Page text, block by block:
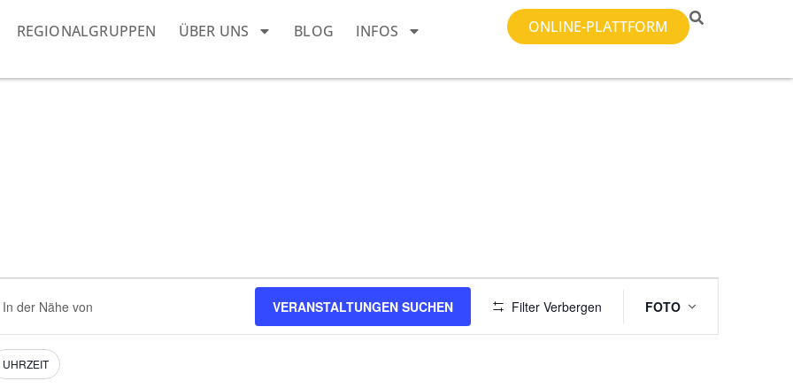
REGIONALGRUPPEN ÜBER UNS BLOG INFOS ONLINE-PLATTFORM
VERANSTALTUNGEN SUCHEN Filter Verbergen
Ansichten-
FOTO
UHRZEIT